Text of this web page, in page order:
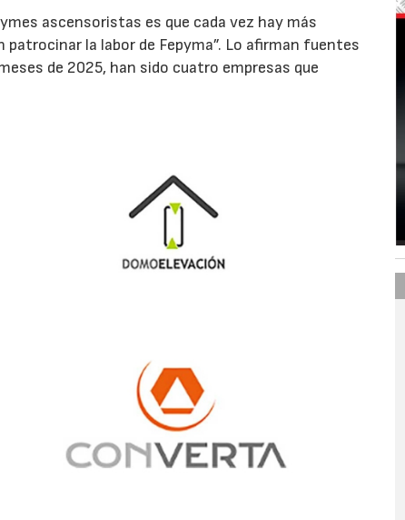
ascensoristas es que cada vez hay más
la labor de Fepyma”. Lo afirman fuentes
de 2025, han sido cuatro empresas que